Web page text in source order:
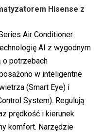
Hisense z
Air Conditioner
AI z wygodnym
o potrzebach
w inteligentne
(Smart Eye) i
System). Regulują
prędkość i kierunek
komfort. Narzędzie